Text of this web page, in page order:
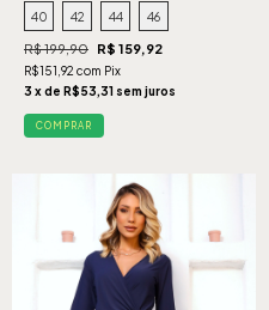
40 42 44 46
R$ 199,90 R$ 159,92
R$151,92 com Pix
3 x de R$53,31 sem juros
COMPRAR